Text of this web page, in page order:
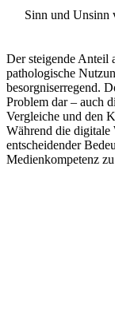
Sinn und Unsinn
Der steigende Anteil
pathologische
besorgniserregend.
Problem dar – auch
Vergleiche und den
Während die digitale
entscheidender
Medienkompetenz